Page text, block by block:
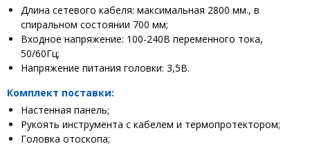
Длина сетевого кабеля: максимальная 2800 мм., в
спиральном состоянии 700 мм;
Входное напряжение: 100-240В переменного тока,
50/60Гц;
Напряжение питания головки: 3,5В.
Комплект поставки:
Настенная панель;
Рукоять инструмента с кабелем и термопротектором;
Головка отоскопа;